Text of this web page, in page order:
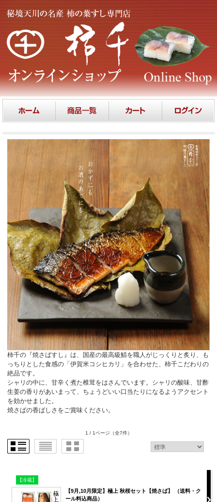
柿千の『焼さばすし』は、国産の最高級鯖を職人がじっくりと炙り、も
っちりとした食感の「伊賀米コシヒカリ」を合わせた、柿千こだわりの
絶品です。
シャリの中に、甘辛く煮た椎茸をはさんでいます。シャリの酸味、甘酢
生姜の香りがあいまって、ちょうどいい口当たりになるようアクセント
を効かせました。
焼さばの香ばしさをご賞味ください。
1 / 1ページ （全7件）
【冷蔵】
【9月,10月限定】極上 秋桜セット【焼さば】 （送料・ク
ール料込商品）